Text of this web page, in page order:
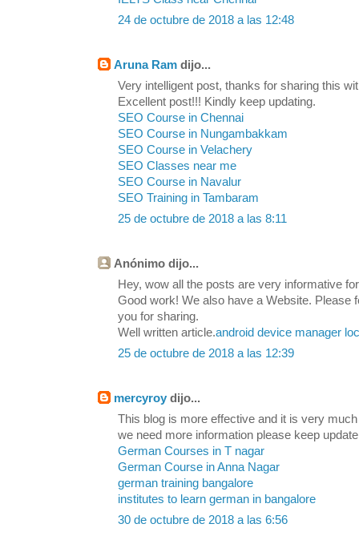
24 de octubre de 2018 a las 12:48
Aruna Ram dijo...
Very intelligent post, thanks for sharing this
Excellent post!!! Kindly keep updating.
SEO Course in Chennai
SEO Course in Nungambakkam
SEO Course in Velachery
SEO Classes near me
SEO Course in Navalur
SEO Training in Tambaram
25 de octubre de 2018 a las 8:11
Anónimo dijo...
Hey, wow all the posts are very informative
Good work! We also have a Website. Please
you for sharing.
Well written article.android device manager
25 de octubre de 2018 a las 12:39
mercyroy dijo...
This blog is more effective and it is very
we need more information please keep
German Courses in T nagar
German Course in Anna Nagar
german training bangalore
institutes to learn german in bangalore
30 de octubre de 2018 a las 6:56